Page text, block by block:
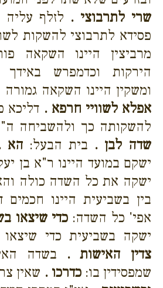
שרי לתרבוצי . לזלף
פסידא לתרבוצי להשקות
מרביצין היינו השקאה
הירקות וכדמפרש
ומשקין היינו השקאה
אפלא לשוויי חרפא . דליכא
להשקותה כך ולהשביחה ה"נ
שדה לבן . בית הבעל: הא
ישקם במועד היינו ר"א בן
ישקה את כל השדה כולה
בין בשביעית היינו חכמים
אפי' כל השדה:כדי שיצאו
ישקה בשביעית כדי שיצאו
צדין האישות . בשדה
שמפסידין בו:כדרכו . שאין